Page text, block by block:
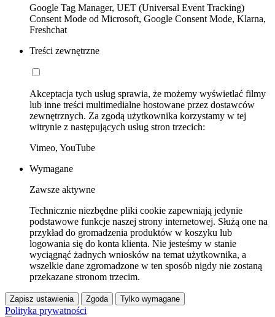
Google Tag Manager, UET (Universal Event Tracking)
Consent Mode od Microsoft, Google Consent Mode, Klarna,
Freshchat
Treści zewnętrzne
Akceptacja tych usług sprawia, że możemy wyświetlać filmy
lub inne treści multimedialne hostowane przez dostawców
zewnętrznych. Za zgodą użytkownika korzystamy w tej
witrynie z następujących usług stron trzecich:
Vimeo, YouTube
Wymagane
Zawsze aktywne
Technicznie niezbędne pliki cookie zapewniają jedynie
podstawowe funkcje naszej strony internetowej. Służą one na
przykład do gromadzenia produktów w koszyku lub
logowania się do konta klienta. Nie jesteśmy w stanie
wyciągnąć żadnych wniosków na temat użytkownika, a
wszelkie dane zgromadzone w ten sposób nigdy nie zostaną
przekazane stronom trzecim.
Zapisz ustawienia Zgoda Tylko wymagane
Polityka prywatności